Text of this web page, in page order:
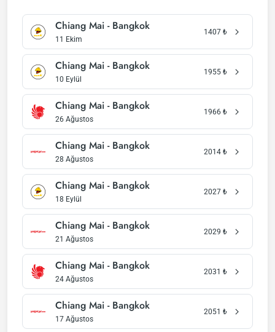
Chiang Mai - Bangkok
11 Ekim
1407 ₺
Chiang Mai - Bangkok
10 Eylül
1955 ₺
Chiang Mai - Bangkok
26 Ağustos
1966 ₺
Chiang Mai - Bangkok
28 Ağustos
2014 ₺
Chiang Mai - Bangkok
18 Eylül
2027 ₺
Chiang Mai - Bangkok
21 Ağustos
2029 ₺
Chiang Mai - Bangkok
24 Ağustos
2031 ₺
Chiang Mai - Bangkok
17 Ağustos
2051 ₺